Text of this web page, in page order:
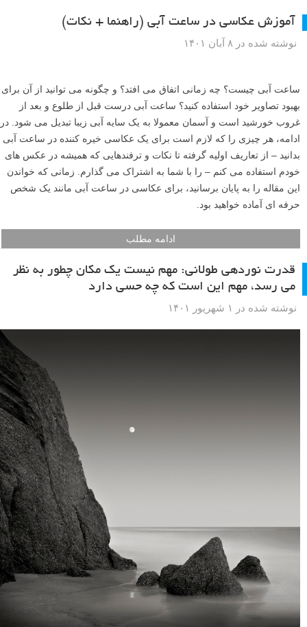
آموزش عکاسی در ساعت آبی (راهنما + نکات)
نوشته شده در ۸ آبان ۱۴۰۱
ساعت آبی چیست؟ چه زمانی اتفاق می افتد؟ و چگونه می توانید از آن برای
بهبود تصاویر خود استفاده کنید؟ ساعت آبی درست قبل از طلوع و بعد از
غروب خورشید است و آسمان معمولا به یک سایه آبی زیبا تبدیل می شود. در
ادامه، هر چیزی را که لازم است برای یک عکاسی خیره کننده در ساعت آبی
بدانید – از تعاریف اولیه گرفته تا نکات و ترفندهایی که همیشه در عکس های
خودم استفاده می کنم – را با شما به اشتراک می گذارم. زمانی که خواندن
این مقاله را به پایان برسانید، برای عکاسی در ساعت آبی مانند یک شخص
حرفه ای آماده خواهید بود.
ادامه مطلب
قدرت نوردهی طولانی: مهم نیست یک مکان چطور به نظر
می رسد، مهم این است که چه حسی دارد
نوشته شده در ۱ شهریور ۱۴۰۱